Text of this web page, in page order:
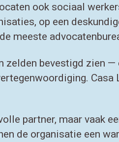
ook sociaal
op een
meeste
zelden bevestigd zien
Casa
partner, maar vaak
de organisatie een